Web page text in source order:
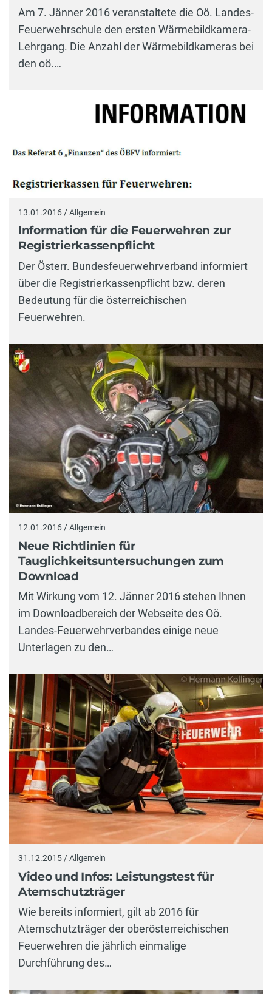
Am 7. Jänner 2016 veranstaltete die Oö. Landes-
Feuerwehrschule den ersten Wärmebildkamera-
Lehrgang. Die Anzahl der Wärmebildkameras bei
den oö.…
13.01.2016 / Allgemein
Information für die Feuerwehren zur
Registrierkassenpflicht
Der Österr. Bundesfeuerwehrverband informiert
über die Registrierkassenpflicht bzw. deren
Bedeutung für die österreichischen
Feuerwehren.
12.01.2016 / Allgemein
Neue Richtlinien für
Tauglichkeitsuntersuchungen zum
Download
Mit Wirkung vom 12. Jänner 2016 stehen Ihnen
im Downloadbereich der Webseite des Oö.
Landes-Feuerwehrverbandes einige neue
Unterlagen zu den…
31.12.2015 / Allgemein
Video und Infos: Leistungstest für
Atemschutzträger
Wie bereits informiert, gilt ab 2016 für
Atemschutzträger der oberösterreichischen
Feuerwehren die jährlich einmalige
Durchführung des…